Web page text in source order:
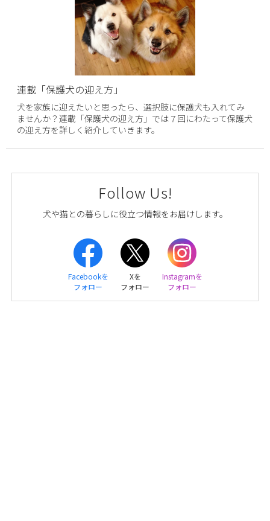
連載「保護犬の迎え方」
犬を家族に迎えたいと思ったら、選択肢に保護犬も入れてみ
ませんか？連載「保護犬の迎え方」では７回にわたって保護犬
の迎え方を詳しく紹介していきます。
Follow Us!
犬や猫との暮らしに役立つ情報をお届けします。
Facebookを
フォロー
Xを
フォロー
Instagramを
フォロー